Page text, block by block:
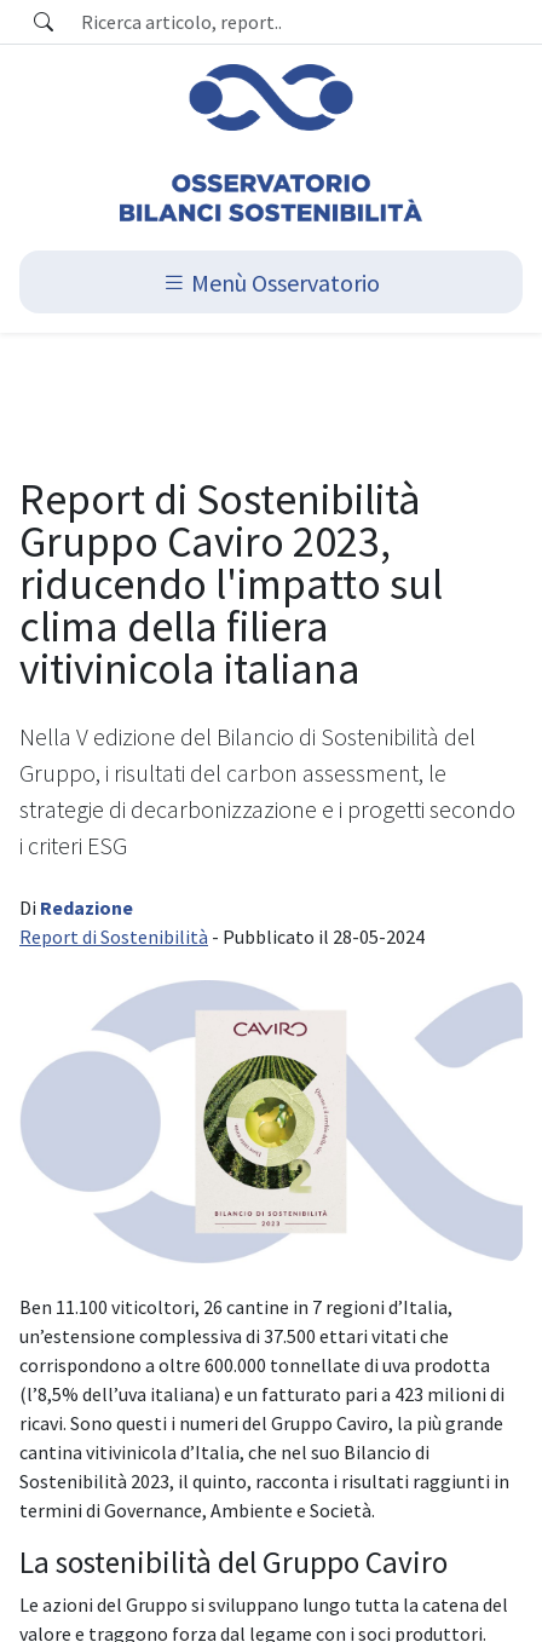
Menù Osservatorio
Report di Sostenibilità
Gruppo Caviro 2023,
riducendo l'impatto sul
clima della filiera
vitivinicola italiana
Nella V edizione del Bilancio di Sostenibilità del
Gruppo, i risultati del carbon assessment, le
strategie di decarbonizzazione e i progetti secondo
i criteri ESG
Di Redazione
Report di Sostenibilità - Pubblicato il 28-05-2024
Ben 11.100 viticoltori, 26 cantine in 7 regioni d’Italia,
un’estensione complessiva di 37.500 ettari vitati che
corrispondono a oltre 600.000 tonnellate di uva prodotta
(l’8,5% dell’uva italiana) e un fatturato pari a 423 milioni di
ricavi. Sono questi i numeri del Gruppo Caviro, la più grande
cantina vitivinicola d’Italia, che nel suo Bilancio di
Sostenibilità 2023, il quinto, racconta i risultati raggiunti in
termini di Governance, Ambiente e Società.
La sostenibilità del Gruppo Caviro
Le azioni del Gruppo si sviluppano lungo tutta la catena del
valore e traggono forza dal legame con i soci produttori.